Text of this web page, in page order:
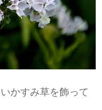
かすみ草を飾って